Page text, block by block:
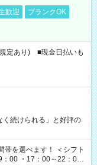
歓迎
ブランクOK
定あり) ■現金日払いも
く続けられる」と好評の
00 ・17：00～22：00